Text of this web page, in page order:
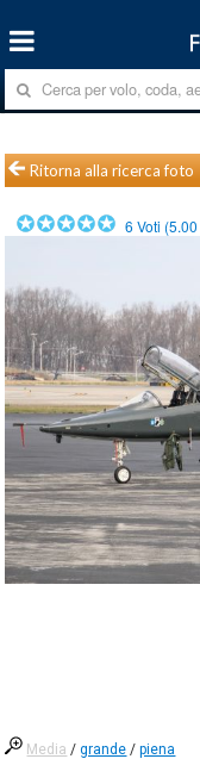
Ritorna alla ricerca foto
6 Voti (5.00
Media /grande /piena